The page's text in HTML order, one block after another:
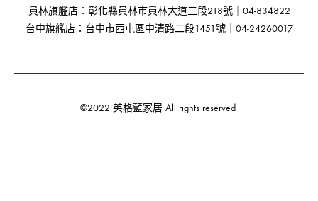
員林旗艦店：彰化縣員林市員林大道三段218號｜04-834822
台中旗艦店：台中市西屯區中清路二段1451號｜04-24260017
©2022 英格藍家居 All rights reserved